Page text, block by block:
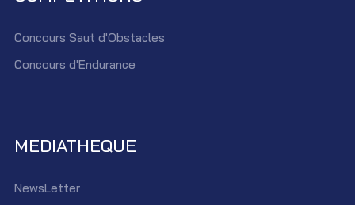
Concours Saut d'Obstacles
Concours d'Endurance
MEDIATHEQUE
NewsLetter